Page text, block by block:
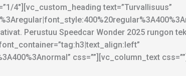
4″][vc_custom_heading text=”Turvallisuus”
Perustuu Speedcar Wonder 2025 rungon
css=””][vc_column_text css=””]